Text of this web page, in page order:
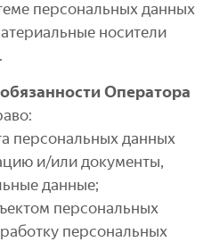
персональных данных
носители
Оператора
персональных данных
и/или документы,
данные;
персональных
персональных